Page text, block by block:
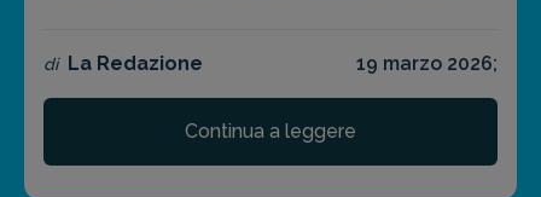
di La Redazione 19 marzo 2026;
Continua a leggere